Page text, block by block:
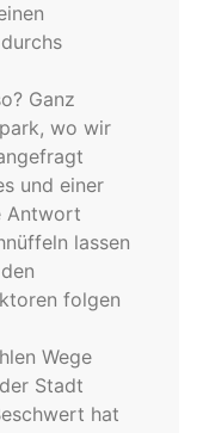
Ganz
wo wir
und einer
Antwort
lassen
folgen
Wege
Stadt
hat